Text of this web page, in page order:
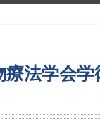
法学会